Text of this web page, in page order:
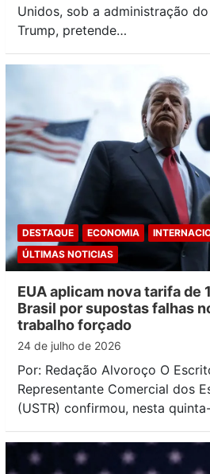
Unidos, sob a administração
Trump, pretende…
DESTAQUE ECONOMIA
ÚLTIMAS NOTICIAS
EUA aplicam nova tarifa de
Brasil por supostas falhas
trabalho forçado
24 de julho de 2026
Por: Redação Alvoroço O
Representante Comercial dos
(USTR) confirmou, nesta